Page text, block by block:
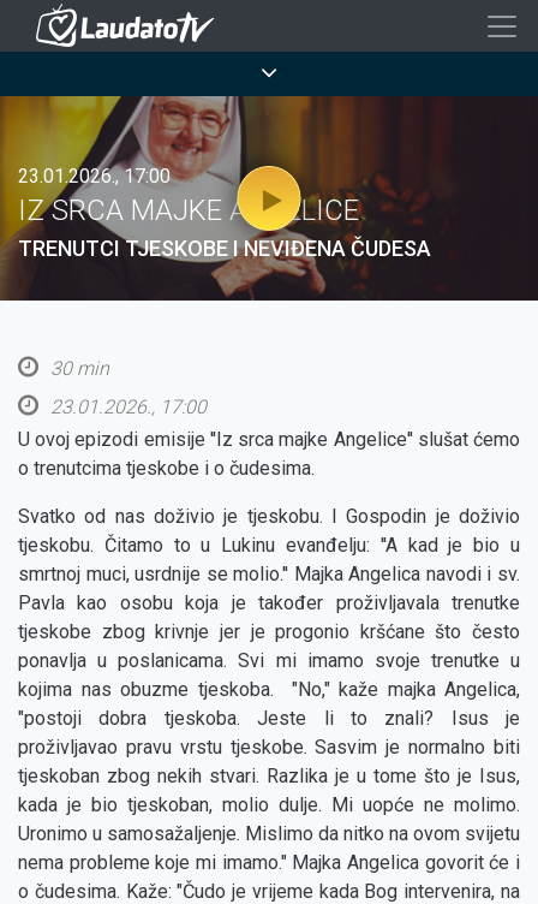
Skoči
sadržaj
23.01.2026., 17:00
IZ SRCA MAJKE ANGELICE
TRENUTCI TJESKOBE I NEVIĐENA ČUDESA
30 min
23.01.2026., 17:00
U ovoj epizodi emisije ''Iz srca majke Angelice'' slušat ćemo
o trenutcima tjeskobe i o čudesima.
Svatko od nas doživio je tjeskobu. I Gospodin je doživio
tjeskobu. Čitamo to u Lukinu evanđelju: ''A kad je bio u
smrtnoj muci, usrdnije se molio.'' Majka Angelica navodi i sv.
Pavla kao osobu koja je također proživljavala trenutke
tjeskobe zbog krivnje jer je progonio kršćane što često
ponavlja u poslanicama. Svi mi imamo svoje trenutke u
kojima nas obuzme tjeskoba. "No," kaže majka Angelica,
"postoji dobra tjeskoba. Jeste li to znali? Isus je
proživljavao pravu vrstu tjeskobe. Sasvim je normalno biti
tjeskoban zbog nekih stvari. Razlika je u tome što je Isus,
kada je bio tjeskoban, molio dulje. Mi uopće ne molimo.
Uronimo u samosažaljenje. Mislimo da nitko na ovom svijetu
nema probleme koje mi imamo." Majka Angelica govorit će i
o čudesima. Kaže: "Čudo je vrijeme kada Bog intervenira, na